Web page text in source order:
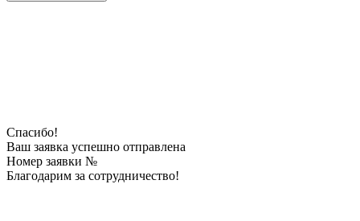
Спасибо!
Ваш заявка успешно отправлена
Номер заявки №
Благодарим за сотрудничество!